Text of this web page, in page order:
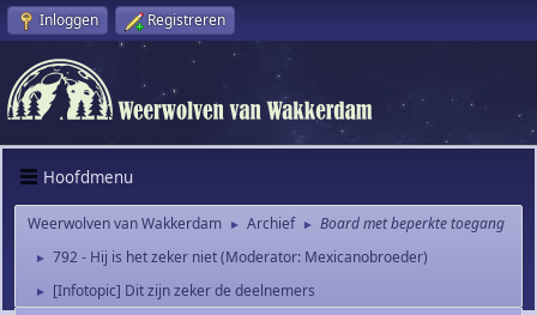
Inloggen Registreren
Hoofdmenu
Weerwolven van Wakkerdam ► Archief ► Board met beperkte toegang
► 792 - Hij is het zeker niet(Moderator: Mexicanobroeder)
► [Infotopic] Dit zijn zeker de deelnemers